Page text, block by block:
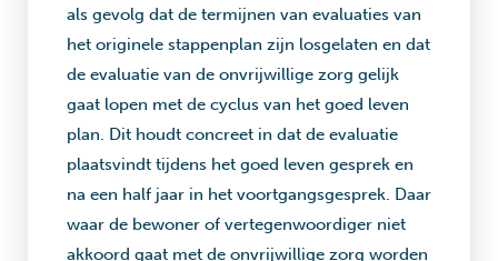
als gevolg dat de termijnen van evaluaties van
het originele stappenplan zijn losgelaten en dat
de evaluatie van de onvrijwillige zorg gelijk
gaat lopen met de cyclus van het goed leven
plan. Dit houdt concreet in dat de evaluatie
plaatsvindt tijdens het goed leven gesprek en
na een half jaar in het voortgangsgesprek. Daar
waar de bewoner of vertegenwoordiger niet
akkoord gaat met de onvrijwillige zorg worden